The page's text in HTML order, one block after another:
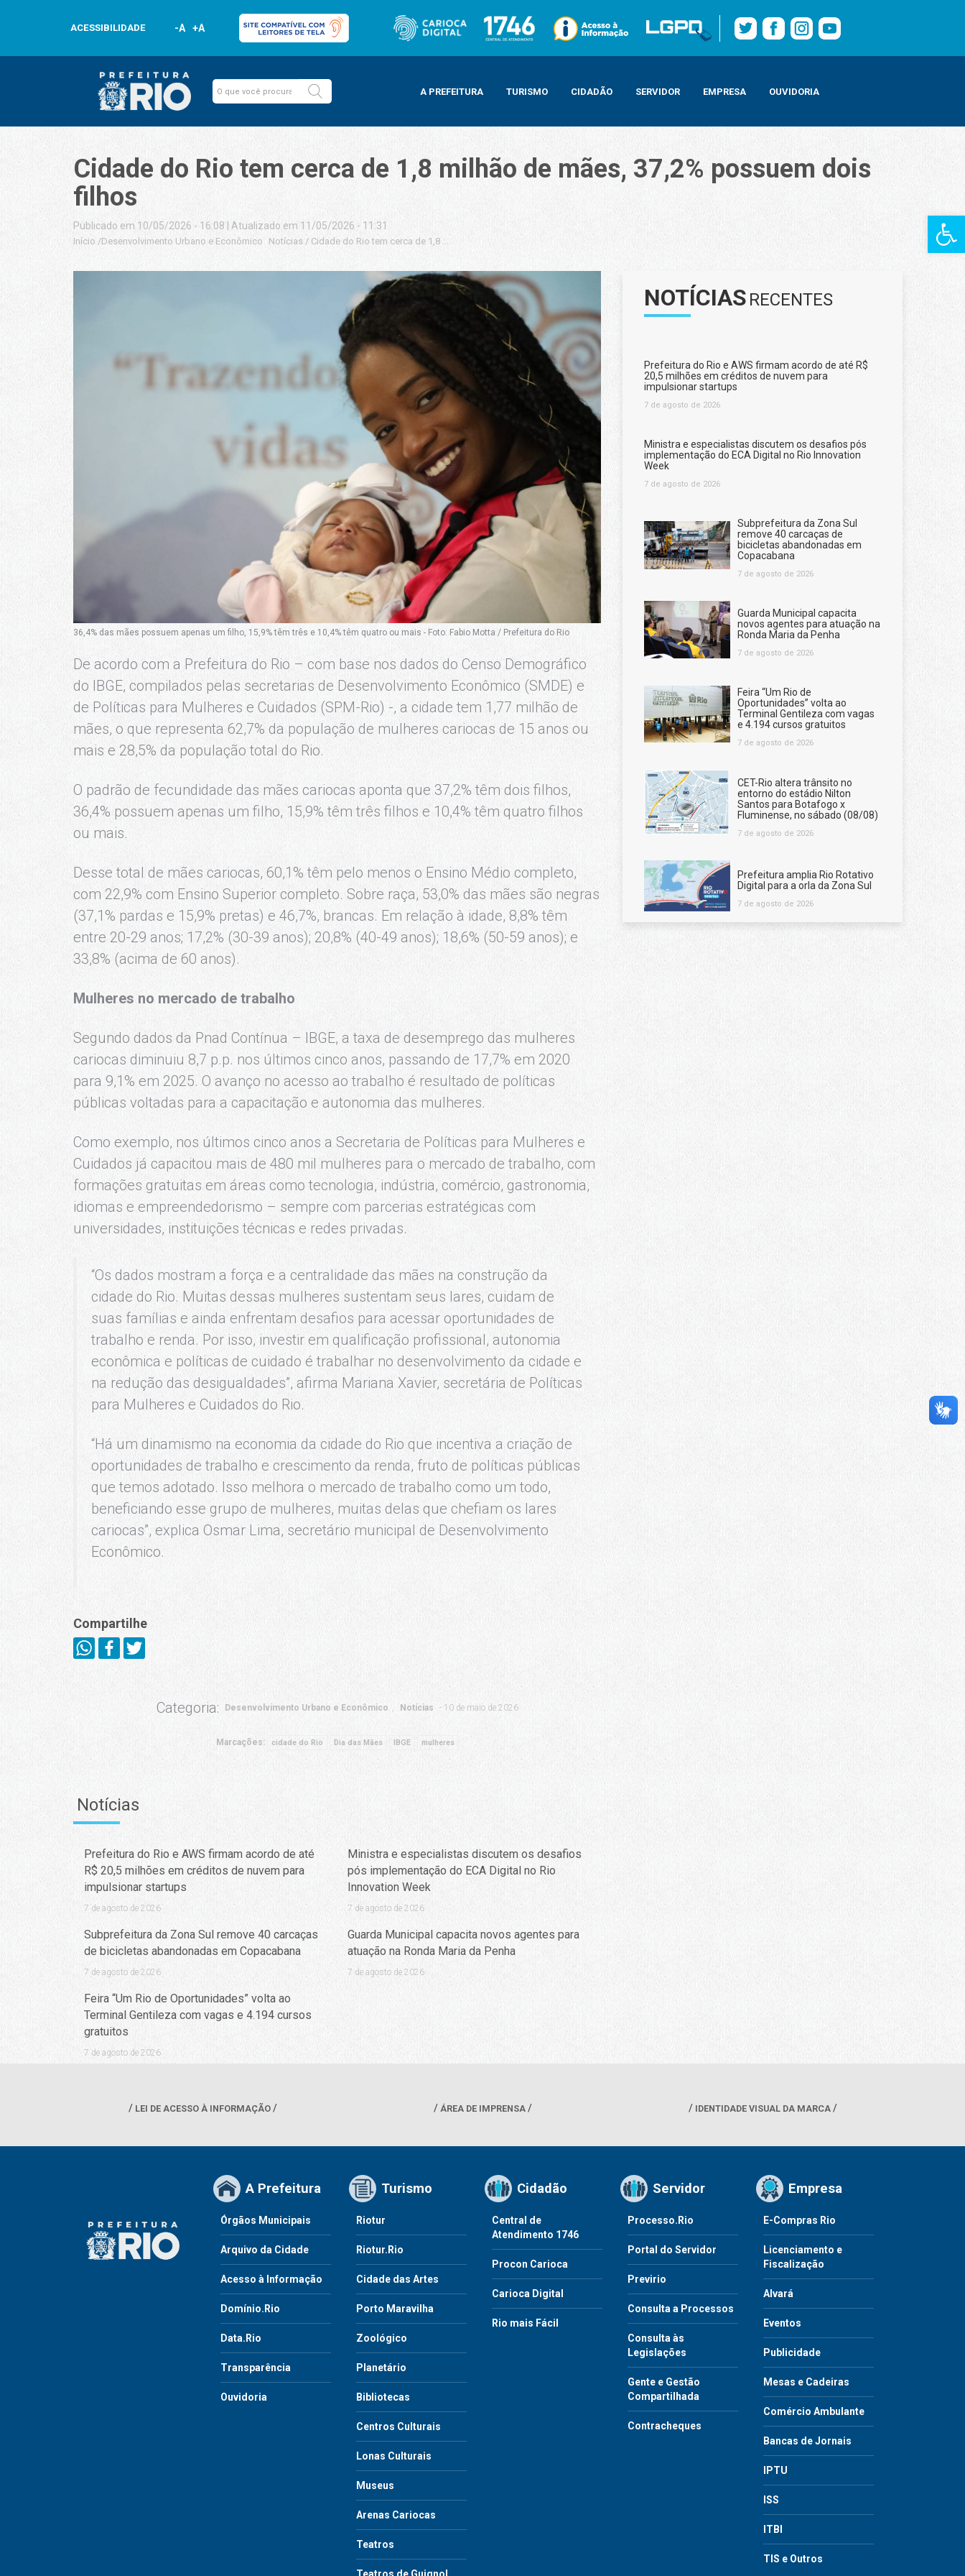
Barra de
ACESSIBILIDADE -A +A
A PREFEITURA TURISMO CIDADÃO SERVIDOR EMPRESA OUVIDORIA
Cidade do Rio tem cerca de 1,8 milhão de mães, 37,2% possuem dois
filhos
Publicado em 10/05/2026 - 16:08 Atualizado em 11/05/2026 - 11:31
Início /Desenvolvimento Urbano e Econômico Notícias / Cidade do Rio tem cerca de 1,8 milhão de mães, 37,2% possuem dois filhos
36,4% das mães possuem apenas um filho, 15,9% têm três e 10,4% têm quatro ou mais - Foto: Fabio Motta / Prefeitura do Rio
De acordo com a Prefeitura do Rio – com base nos dados do Censo Demográfico
do IBGE, compilados pelas secretarias de Desenvolvimento Econômico (SMDE) e
de Políticas para Mulheres e Cuidados (SPM-Rio) -, a cidade tem 1,77 milhão de
mães, o que representa 62,7% da população de mulheres cariocas de 15 anos ou
mais e 28,5% da população total do Rio.
O padrão de fecundidade das mães cariocas aponta que 37,2% têm dois filhos,
36,4% possuem apenas um filho, 15,9% têm três filhos e 10,4% têm quatro filhos
ou mais.
Desse total de mães cariocas, 60,1% têm pelo menos o Ensino Médio completo,
com 22,9% com Ensino Superior completo. Sobre raça, 53,0% das mães são negras
(37,1% pardas e 15,9% pretas) e 46,7%, brancas. Em relação à idade, 8,8% têm
entre 20-29 anos; 17,2% (30-39 anos); 20,8% (40-49 anos); 18,6% (50-59 anos); e
33,8% (acima de 60 anos).
Mulheres no mercado de trabalho
Segundo dados da Pnad Contínua – IBGE, a taxa de desemprego das mulheres
cariocas diminuiu 8,7 p.p. nos últimos cinco anos, passando de 17,7% em 2020
para 9,1% em 2025. O avanço no acesso ao trabalho é resultado de políticas
públicas voltadas para a capacitação e autonomia das mulheres.
Como exemplo, nos últimos cinco anos a Secretaria de Políticas para Mulheres e
Cuidados já capacitou mais de 480 mil mulheres para o mercado de trabalho, com
formações gratuitas em áreas como tecnologia, indústria, comércio, gastronomia,
idiomas e empreendedorismo – sempre com parcerias estratégicas com
universidades, instituições técnicas e redes privadas.
“Os dados mostram a força e a centralidade das mães na construção da
cidade do Rio. Muitas dessas mulheres sustentam seus lares, cuidam de
suas famílias e ainda enfrentam desafios para acessar oportunidades de
trabalho e renda. Por isso, investir em qualificação profissional, autonomia
econômica e políticas de cuidado é trabalhar no desenvolvimento da cidade e
na redução das desigualdades”, afirma Mariana Xavier, secretária de Políticas
para Mulheres e Cuidados do Rio.
“Há um dinamismo na economia da cidade do Rio que incentiva a criação de
oportunidades de trabalho e crescimento da renda, fruto de políticas públicas
que temos adotado. Isso melhora o mercado de trabalho como um todo,
beneficiando esse grupo de mulheres, muitas delas que chefiam os lares
cariocas”, explica Osmar Lima, secretário municipal de Desenvolvimento
Econômico.
Compartilhe
Categoria: Desenvolvimento Urbano e Econômico Notícias 10 de maio de 2026
Marcações: cidade do Rio Dia das Mães IBGE mulheres
Notícias
Prefeitura do Rio e AWS firmam acordo de até
R$ 20,5 milhões em créditos de nuvem para
impulsionar startups
7 de agosto de 2026
Ministra e especialistas discutem os desafios
pós implementação do ECA Digital no Rio
Innovation Week
7 de agosto de 2026
Subprefeitura da Zona Sul remove 40 carcaças
de bicicletas abandonadas em Copacabana
7 de agosto de 2026
Guarda Municipal capacita novos agentes para
atuação na Ronda Maria da Penha
7 de agosto de 2026
Feira “Um Rio de Oportunidades” volta ao
Terminal Gentileza com vagas e 4.194 cursos
gratuitos
7 de agosto de 2026
NOTÍCIAS RECENTES
Prefeitura do Rio e AWS firmam acordo de até R$
20,5 milhões em créditos de nuvem para
impulsionar startups
7 de agosto de 2026
Ministra e especialistas discutem os desafios pós
implementação do ECA Digital no Rio Innovation
Week
7 de agosto de 2026
Subprefeitura da Zona Sul
remove 40 carcaças de
bicicletas abandonadas em
Copacabana
7 de agosto de 2026
Guarda Municipal capacita
novos agentes para atuação na
Ronda Maria da Penha
7 de agosto de 2026
Feira “Um Rio de
Oportunidades” volta ao
Terminal Gentileza com vagas
e 4.194 cursos gratuitos
7 de agosto de 2026
CET-Rio altera trânsito no
entorno do estádio Nilton
Santos para Botafogo x
Fluminense, no sábado (08/08)
7 de agosto de 2026
Prefeitura amplia Rio Rotativo
Digital para a orla da Zona Sul
7 de agosto de 2026
LEI DE ACESSO À INFORMAÇÃO ÁREA DE IMPRENSA IDENTIDADE VISUAL DA MARCA
A Prefeitura
Órgãos Municipais
Arquivo da Cidade
Acesso à Informação
Domínio.Rio
Data.Rio
Transparência
Ouvidoria
Turismo
Riotur
Riotur.Rio
Cidade das Artes
Porto Maravilha
Zoológico
Planetário
Bibliotecas
Centros Culturais
Lonas Culturais
Museus
Arenas Cariocas
Teatros
Teatros de Guignol
Cidadão
Central de
Atendimento 1746
Procon Carioca
Carioca Digital
Rio mais Fácil
Servidor
Processo.Rio
Portal do Servidor
Previrio
Consulta a Processos
Consulta às
Legislações
Gente e Gestão
Compartilhada
Contracheques
Empresa
E-Compras Rio
Licenciamento e
Fiscalização
Alvará
Eventos
Publicidade
Mesas e Cadeiras
Comércio Ambulante
Bancas de Jornais
IPTU
ISS
ITBI
TIS e Outros